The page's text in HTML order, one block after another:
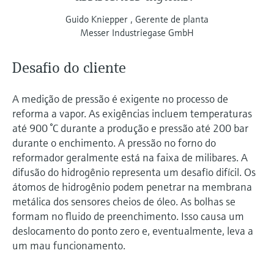
Guido Kniepper , Gerente de planta
Messer Industriegase GmbH
Desafio do cliente
A medição de pressão é exigente no processo de
reforma a vapor. As exigências incluem temperaturas
até 900 °C durante a produção e pressão até 200 bar
durante o enchimento. A pressão no forno do
reformador geralmente está na faixa de milibares. A
difusão do hidrogênio representa um desafio difícil. Os
átomos de hidrogênio podem penetrar na membrana
metálica dos sensores cheios de óleo. As bolhas se
formam no fluido de preenchimento. Isso causa um
deslocamento do ponto zero e, eventualmente, leva a
um mau funcionamento.